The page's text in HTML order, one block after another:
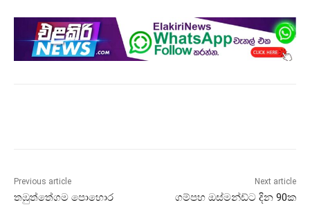
Previous article
තඹුත්තේගම පොහොර
Next article
ගම්පහ ඔස්මන්ඩ්ට දින 90ක